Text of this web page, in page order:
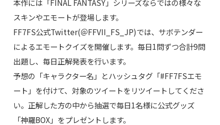
本作には「FINAL FANTASY」シリーズならではの様々な
スキンやエモートが登場します。
FF7FS公式Twitter(＠FFVII_FS_JP)では、サボテンダー
によるエモートクイズを開催します。毎日1問ずつ合計9問
出題し、毎日正解発表を行います。
予想の「キャラクター名」とハッシュタグ「#FF7FSエモ
ート」を付けて、対象のツイートをリツイートしてくださ
い。正解した方の中から抽選で毎日1名様に公式グッズ
「神羅BOX」をプレゼントします。